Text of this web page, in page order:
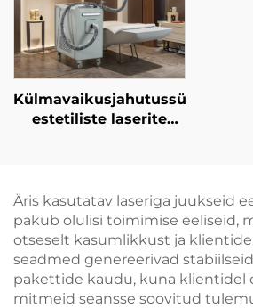
lainepikkused 755 nm,
808 nm, 940 nm ja
1064 nm
Külmavaikusjahutussüsteem
estetiliste laserite
pidevaks, kontaktita
kasutamiseks
kliinikus
Äris kasutatav laseriga juukseid
pakub olulisi toimimise eeliseid,
otseselt kasumlikkust ja klientide
seadmed genereerivad
pakettide kaudu, kuna klientidel
mitmeid seansse soovitud